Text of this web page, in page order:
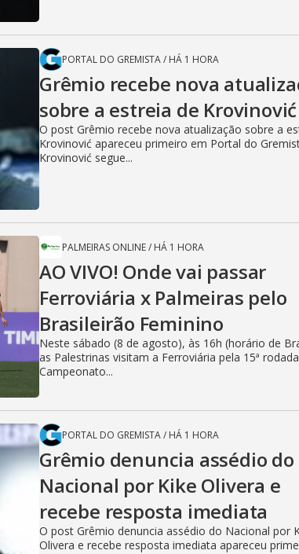
PORTAL DO GREMISTA/ HÁ 1 HORA
Grêmio recebe nova
sobre a estreia de Krovinović
O post Grêmio recebe nova atualização sobre a
Krovinović apareceu primeiro em Portal do
Krovinović segue...
PALMEIRAS ONLINE/ HÁ 1 HORA
AO VIVO! Onde vai passar
Ferroviária x Palmeiras pelo
Brasileirão Feminino
Neste sábado (8 de agosto), às 16h (horário de
as Palestrinas visitam a Ferroviária pela 15ª
Campeonato...
PORTAL DO GREMISTA/ HÁ 1 HORA
Grêmio denuncia assédio do
Nacional por Kike Olivera e
recebe resposta imediata
O post Grêmio denuncia assédio do Nacional por
Olivera e recebe resposta imediata apareceu